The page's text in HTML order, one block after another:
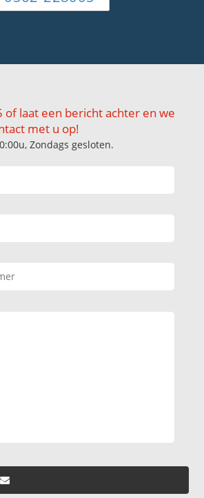
of laat een bericht achter en we
met u op!
Zondags gesloten.